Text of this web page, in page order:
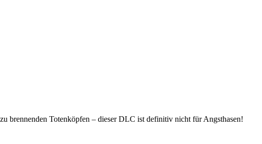
brennenden Totenköpfen – dieser DLC ist definitiv nicht für Angsthasen!